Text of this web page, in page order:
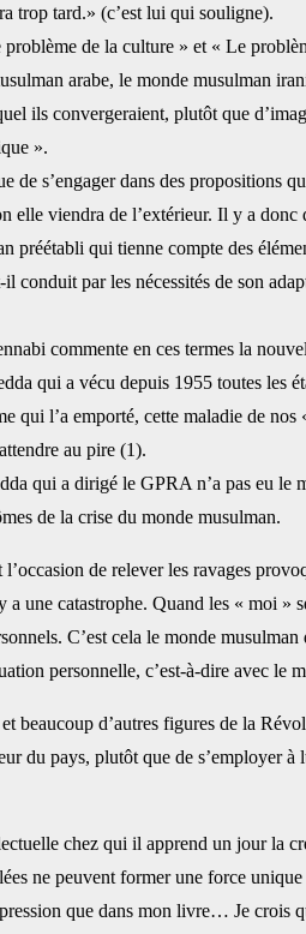
trop tard.» (c’est lui qui souligne).
de la culture » et « Le
arabe, le monde musulman
ils convergeraient, plutôt que
».
de s’engager dans des ‎propositions
‎elle viendra de l’extérieur. Il y a
préétabli qui tienne compte des
par les ‎nécessités de son
commente en ces termes la
‎qui a vécu depuis 1955 toutes
qui l’a emporté, cette maladie de
au pire (1).
qui a dirigé le GPRA n’a pas eu
de ‎la crise du monde musulman.
de relever les ravages
‎une catastrophe. Quand les « moi
C’est cela le monde
personnelle, ‎c’est-à-dire avec le
d’autres figures de la
du pays, ‎plutôt que de s’employer
chez qui il apprend un jour ‎la
ne ‎peuvent former une force
que dans mon livre… Je crois